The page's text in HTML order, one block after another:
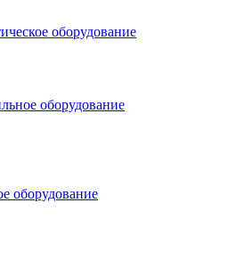
оборудование
оборудование
оборудование